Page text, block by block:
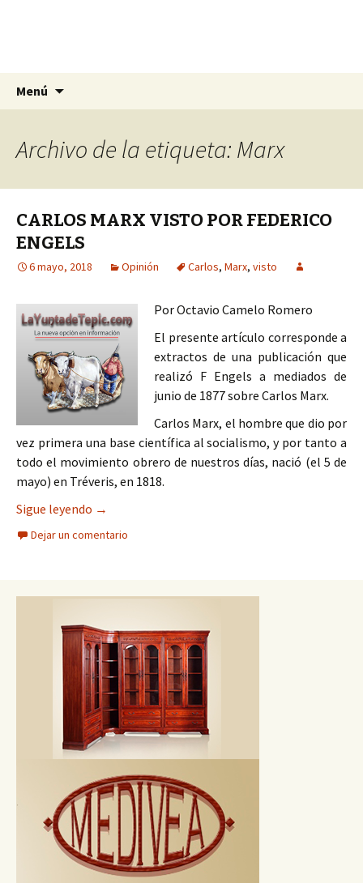
La Yunta de Tepic
La nueva opción en información
Menú
Archivo de la etiqueta: Marx
CARLOS MARX VISTO POR FEDERICO
ENGELS
6 mayo, 2018 Opinión Carlos, Marx, visto
Por Octavio Camelo Romero
El presente artículo corresponde a
extractos de una publicación que
realizó F Engels a mediados de
junio de 1877 sobre Carlos Marx.
Carlos Marx, el hombre que dio por
vez primera una base científica al socialismo, y por tanto a
todo el movimiento obrero de nuestros días, nació (el 5 de
mayo) en Tréveris, en 1818.
Sigue leyendo CARLOS MARX VISTO POR FEDERICO ENGELS
→
Dejar un comentario